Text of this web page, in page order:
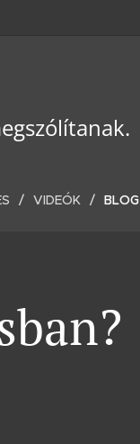
VIDEÓK BLOG